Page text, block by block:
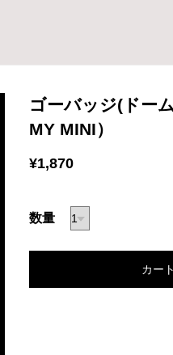
ゴーバッジ(ドー
MY MINI）
¥1,870
数量